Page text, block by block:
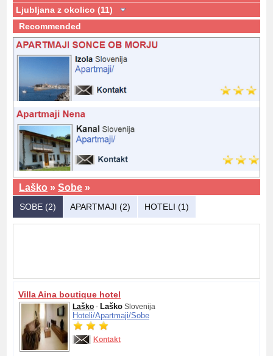
Ljubljana z okolico (11)
Recommended
Laško » Sobe »
SOBE (2) APARTMAJI (2) HOTELI (1)
Villa Aina boutique hotel
Laško - Laško Slovenija
Hoteli/Apartmaji/Sobe
Kontakt